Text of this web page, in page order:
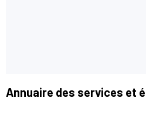
Annuaire des services et